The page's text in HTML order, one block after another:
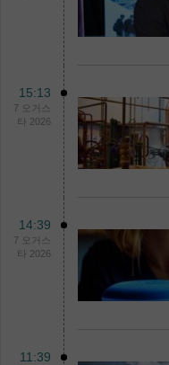
15:13
7 오거스
타 2026
14:39
7 오거스
타 2026
11:39